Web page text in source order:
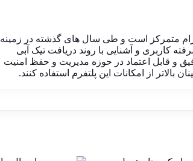
متمرکز است و طی سال های گذشته در زمینه
کاربری و آشنایی با روند دریافت تیک آبی
و قابل اعتماد در حوزه مدیریت و حفظ امنیت
بالاتر از امکانات این پلتفرم استفاده کنند.